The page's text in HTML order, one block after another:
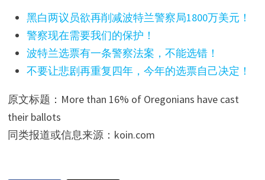
黑白两议员欲再削减波特兰警察局1800万美元！
警察现在需要我们的保护！
波特兰选票有一条警察法案，不能选错！
不要让悲剧再重复四年，今年的选票自己决定！
原文标题：More than 16% of Oregonians have cast
their ballots
同类报道或信息来源：koin.com